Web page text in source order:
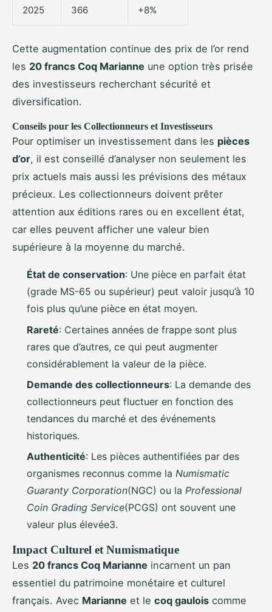
2025 366 +8%
Cette augmentation continue des prix de l’or rend
les 20 francs Coq Marianne une option très prisée
des investisseurs recherchant sécurité et
diversification.
Conseils pour les Collectionneurs et Investisseurs
Pour optimiser un investissement dans les pièces
d’or, il est conseillé d’analyser non seulement les
prix actuels mais aussi les prévisions des métaux
précieux. Les collectionneurs doivent prêter
attention aux éditions rares ou en excellent état,
car elles peuvent afficher une valeur bien
supérieure à la moyenne du marché.
État de conservation: Une pièce en parfait état
(grade MS-65 ou supérieur) peut valoir jusqu’à 10
fois plus qu’une pièce en état moyen.
Rareté: Certaines années de frappe sont plus
rares que d’autres, ce qui peut augmenter
considérablement la valeur de la pièce.
Demande des collectionneurs: La demande des
collectionneurs peut fluctuer en fonction des
tendances du marché et des événements
historiques.
Authenticité: Les pièces authentifiées par des
organismes reconnus comme la Numismatic
Guaranty Corporation(NGC) ou la Professional
Coin Grading Service(PCGS) ont souvent une
valeur plus élevée3.
Impact Culturel et Numismatique
Les 20 francs Coq Marianne incarnent un pan
essentiel du patrimoine monétaire et culturel
français. Avec Marianne et le coq gaulois comme